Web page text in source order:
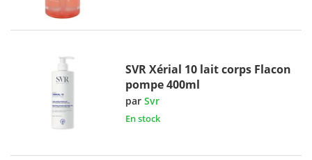
SVR Xérial 10 lait corps Flacon
pompe 400ml
parSvr
En stock